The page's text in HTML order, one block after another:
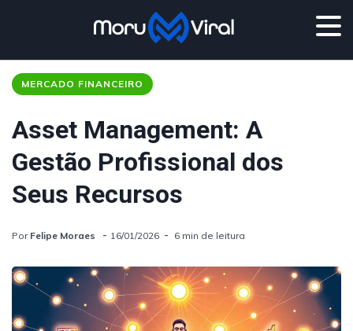
MERCADO FINANCEIRO
Asset Management: A
Gestão Profissional dos
Seus Recursos
Por Felipe Moraes 16/01/2026 6 min de leitura